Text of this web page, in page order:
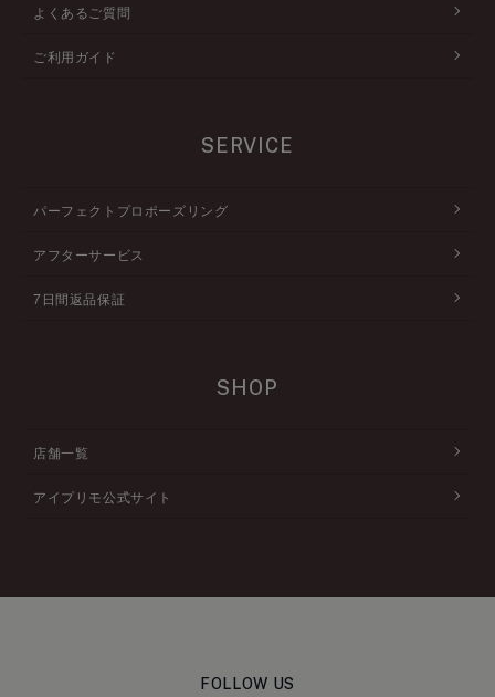
よくあるご質問
ご利用ガイド
SERVICE
パーフェクトプロポーズリング
アフターサービス
7日間返品保証
SHOP
店舗一覧
アイプリモ公式サイト
FOLLOW US